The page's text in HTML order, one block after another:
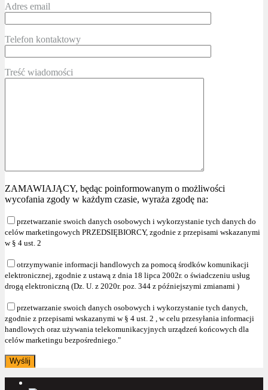
Adres email
Telefon kontaktowy
Treść wiadomości
ZAMAWIAJĄCY, będąc poinformowanym o możliwości
wycofania zgody w każdym czasie, wyraża zgodę na:
przetwarzanie swoich danych osobowych i wykorzystanie tych danych do
celów marketingowych PRZEDSIĘBIORCY, zgodnie z przepisami wskazanymi
w § 4 ust. 2
otrzymywanie informacji handlowych za pomocą środków komunikacji
elektronicznej, zgodnie z ustawą z dnia 18 lipca 2002r. o świadczeniu usług
drogą elektroniczną (Dz. U. z 2020r. poz. 344 z późniejszymi zmianami )
przetwarzanie swoich danych osobowych i wykorzystanie tych danych,
zgodnie z przepisami wskazanymi w § 4 ust. 2 , w celu przesyłania informacji
handlowych oraz używania telekomunikacyjnych urządzeń końcowych dla
celów marketingu bezpośredniego."